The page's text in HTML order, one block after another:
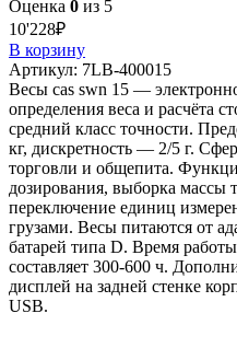
Оценка 0 из 5
10'228₽
В корзину
Артикул: 7LB-400015
Весы cas swn 15 —
определения веса и расчёта
средний класс точности.
кг, дискретность — 2/5 г.
торговли и общепита.
дозирования, выборка массы
переключение единиц
грузами. Весы питаются от
батарей типа D. Время
составляет 300-600 ч.
дисплей на задней стенке
USB.